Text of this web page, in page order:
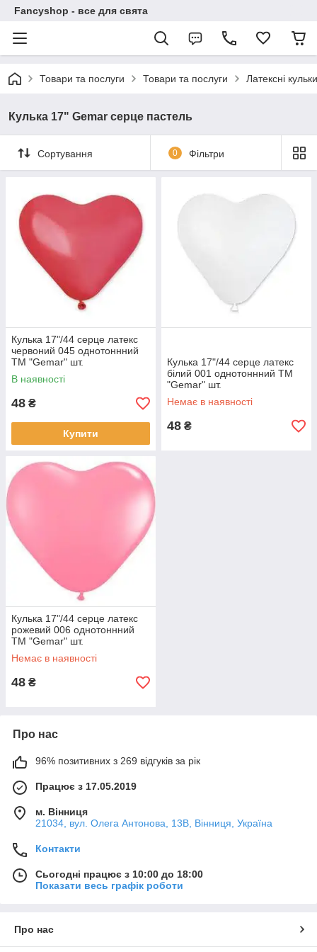
Fancyshop - все для свята
Товари та послуги Товари та послуги Латексні кульки
Кулька 17" Gemar серце пастель
Сортування 0 Фільтри
Кулька 17"/44 серце латекс
червоний 045 однотоннний
ТМ "Gemar" шт.
В наявності
48 ₴
Купити
Кулька 17"/44 серце латекс
білий 001 однотоннний ТМ
"Gemar" шт.
Немає в наявності
48 ₴
Кулька 17"/44 серце латекс
рожевий 006 однотоннний
ТМ "Gemar" шт.
Немає в наявності
48 ₴
Про нас
96% позитивних з 269 відгуків за рік
Працює з 17.05.2019
м. Вінниця
21034, вул. Олега Антонова, 13В, Вінниця, Україна
Контакти
Сьогодні працює з 10:00 до 18:00
Показати весь графік роботи
Про нас